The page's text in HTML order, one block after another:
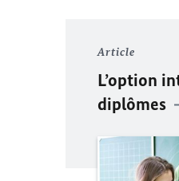
Article
L’option
diplômes